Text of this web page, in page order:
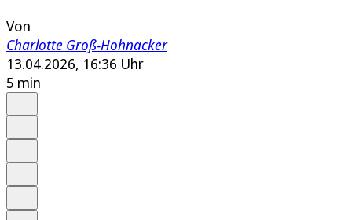
Von
Charlotte Groß-Hohnacker
13.04.2026, 16:36 Uhr
5 min